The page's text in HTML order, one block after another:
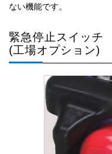
ない機能です。
緊急停止スイッチ
(工場オプション)